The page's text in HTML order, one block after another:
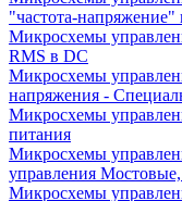
"частота-
Микросхемы
RMS в DC
Микросхемы
напряжения -
Микросхемы
питания
Микросхемы
управления
Микросхемы